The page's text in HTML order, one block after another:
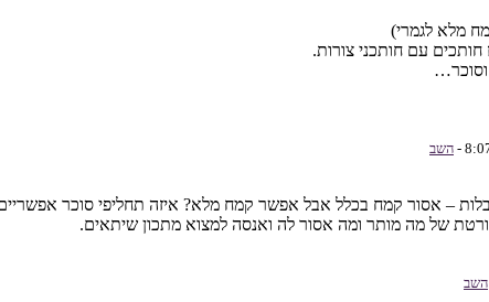
מלא לגמרי)
עם חותכני צורות.
השב
– אסור קמח בכלל אבל אפשר קמח מלא? איזה תחליפי סוכר
של מה מותר ומה אסור לה ואנסה למצוא מתכון שיתאים.
השב